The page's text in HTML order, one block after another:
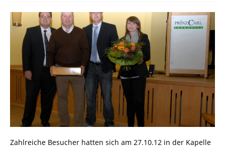
Zahlreiche Besucher hatten sich am 27.10.12 in der Kapelle